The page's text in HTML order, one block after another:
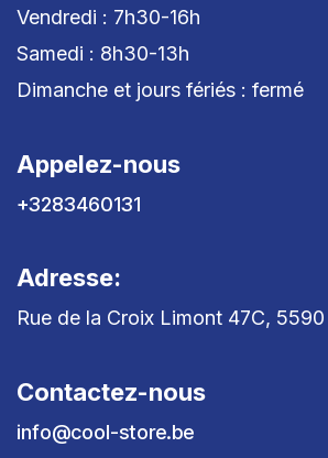
Vendredi : 7h30-16h
Samedi : 8h30-13h
Dimanche et jours fériés : fermé
Appelez-nous
+3283460131
Adresse:
Rue de la Croix Limont 47C,
Contactez-nous
info@cool-store.be